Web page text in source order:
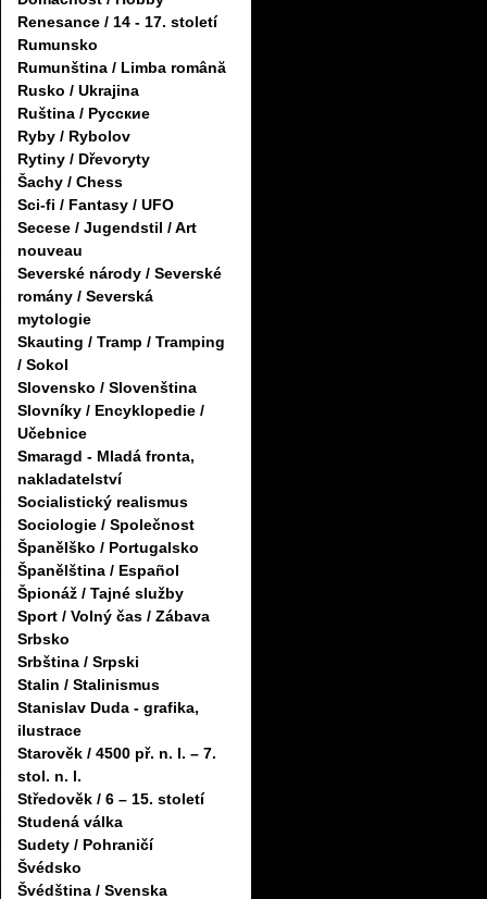
Renesance / 14 - 17. století
Rumunsko
Rumunština / Limba română
Rusko / Ukrajina
Ruština / Русские
Ryby / Rybolov
Rytiny / Dřevoryty
Šachy / Chess
Sci-fi / Fantasy / UFO
Secese / Jugendstil / Art
nouveau
Severské národy / Severské
romány / Severská
mytologie
Skauting / Tramp / Tramping
/ Sokol
Slovensko / Slovenština
Slovníky / Encyklopedie /
Učebnice
Smaragd - Mladá fronta,
nakladatelství
Socialistický realismus
Sociologie / Společnost
Španělško / Portugalsko
Španělština / Español
Špionáž / Tajné služby
Sport / Volný čas / Zábava
Srbsko
Srbština / Srpski
Stalin / Stalinismus
Stanislav Duda - grafika,
ilustrace
Starověk / 4500 př. n. l. – 7.
stol. n. l.
Středověk / 6 – 15. století
Studená válka
Sudety / Pohraničí
Švédsko
Švédština / Svenska